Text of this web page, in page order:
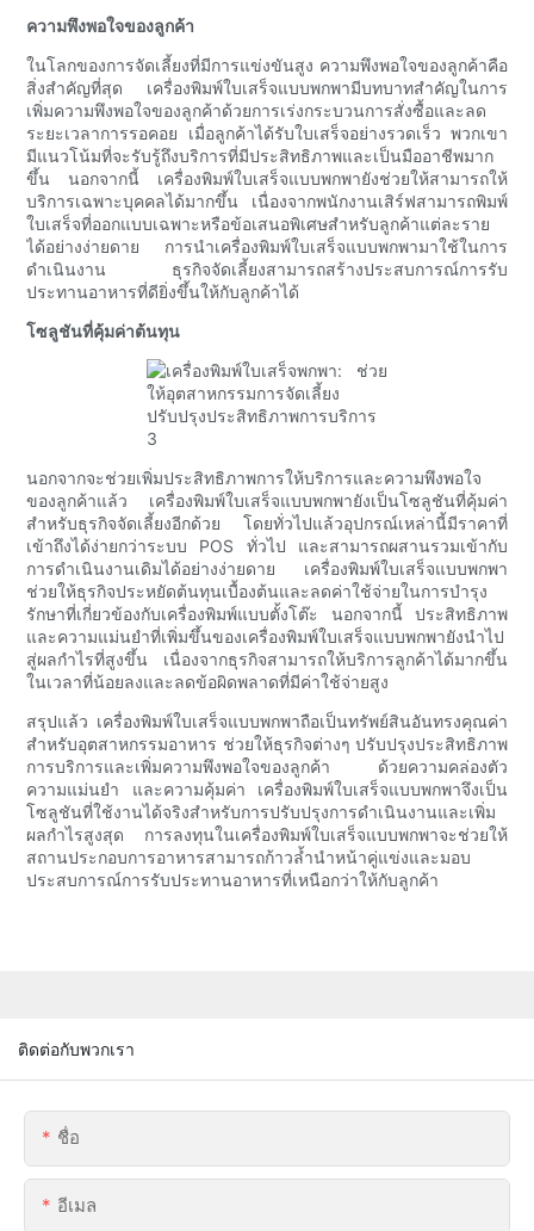
ความพึงพอใจของลูกค้า
ในโลกของการจัดเลี้ยงที่มีการแข่งขันสูง ความพึงพอใจของลูกค้าคือ
สิ่งสำคัญที่สุด เครื่องพิมพ์ใบเสร็จแบบพกพามีบทบาทสำคัญในการ
เพิ่มความพึงพอใจของลูกค้าด้วยการเร่งกระบวนการสั่งซื้อและลด
ระยะเวลาการรอคอย เมื่อลูกค้าได้รับใบเสร็จอย่างรวดเร็ว พวกเขา
มีแนวโน้มที่จะรับรู้ถึงบริการที่มีประสิทธิภาพและเป็นมืออาชีพมาก
ขึ้น นอกจากนี้ เครื่องพิมพ์ใบเสร็จแบบพกพายังช่วยให้สามารถให้
บริการเฉพาะบุคคลได้มากขึ้น เนื่องจากพนักงานเสิร์ฟสามารถพิมพ์
ใบเสร็จที่ออกแบบเฉพาะหรือข้อเสนอพิเศษสำหรับลูกค้าแต่ละราย
ได้อย่างง่ายดาย การนำเครื่องพิมพ์ใบเสร็จแบบพกพามาใช้ในการ
ดำเนินงาน ธุรกิจจัดเลี้ยงสามารถสร้างประสบการณ์การรับ
ประทานอาหารที่ดียิ่งขึ้นให้กับลูกค้าได้
โซลูชันที่คุ้มค่าต้นทุน
นอกจากจะช่วยเพิ่มประสิทธิภาพการให้บริการและความพึงพอใจ
ของลูกค้าแล้ว เครื่องพิมพ์ใบเสร็จแบบพกพายังเป็นโซลูชันที่คุ้มค่า
สำหรับธุรกิจจัดเลี้ยงอีกด้วย โดยทั่วไปแล้วอุปกรณ์เหล่านี้มีราคาที่
เข้าถึงได้ง่ายกว่าระบบ POS ทั่วไป และสามารถผสานรวมเข้ากับ
การดำเนินงานเดิมได้อย่างง่ายดาย เครื่องพิมพ์ใบเสร็จแบบพกพา
ช่วยให้ธุรกิจประหยัดต้นทุนเบื้องต้นและลดค่าใช้จ่ายในการบำรุง
รักษาที่เกี่ยวข้องกับเครื่องพิมพ์แบบตั้งโต๊ะ นอกจากนี้ ประสิทธิภาพ
และความแม่นยำที่เพิ่มขึ้นของเครื่องพิมพ์ใบเสร็จแบบพกพายังนำไป
สู่ผลกำไรที่สูงขึ้น เนื่องจากธุรกิจสามารถให้บริการลูกค้าได้มากขึ้น
ในเวลาที่น้อยลงและลดข้อผิดพลาดที่มีค่าใช้จ่ายสูง
สรุปแล้ว เครื่องพิมพ์ใบเสร็จแบบพกพาถือเป็นทรัพย์สินอันทรงคุณค่า
สำหรับอุตสาหกรรมอาหาร ช่วยให้ธุรกิจต่างๆ ปรับปรุงประสิทธิภาพ
การบริการและเพิ่มความพึงพอใจของลูกค้า ด้วยความคล่องตัว
ความแม่นยำ และความคุ้มค่า เครื่องพิมพ์ใบเสร็จแบบพกพาจึงเป็น
โซลูชันที่ใช้งานได้จริงสำหรับการปรับปรุงการดำเนินงานและเพิ่ม
ผลกำไรสูงสุด การลงทุนในเครื่องพิมพ์ใบเสร็จแบบพกพาจะช่วยให้
สถานประกอบการอาหารสามารถก้าวล้ำนำหน้าคู่แข่งและมอบ
ประสบการณ์การรับประทานอาหารที่เหนือกว่าให้กับลูกค้า
ติดต่อกับพวกเรา
ชื่อ
อีเมล